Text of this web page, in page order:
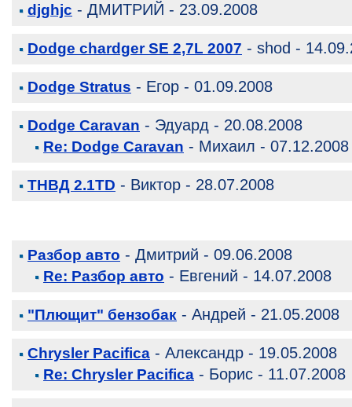
djghjc - ДМИТРИЙ - 23.09.2008
Dodge chardger SE 2,7L 2007 - shod -
Dodge Stratus - Егор - 01.09.2008
Dodge Caravan - Эдуард - 20.08.2008
Re: Dodge Caravan - Михаил - 07.12.2008
ТНВД 2.1TD - Виктор - 28.07.2008
Разбор авто - Дмитрий - 09.06.2008
Re: Разбор авто - Евгений - 14.07.2008
"Плющит" бензобак - Андрей - 21.05.2008
Chrysler Pacifica - Александр - 19.05.2008
Re: Chrysler Pacifica - Борис - 11.07.2008